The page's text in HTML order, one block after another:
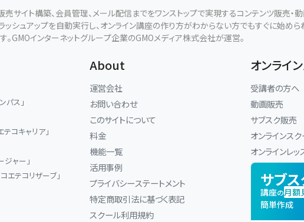
サイト構築、会員管理、メール配信までをワンストップで実現するコンテンツ販売・
ッシュアップを自動実行し、オンライン講座の作り方がわからない方でもすぐに始めら
GMOインターネットグループ企業のGMOメディア株式会社が運営。
パス」
コキャリア」
ャー」
エテコリザーブ」
About
運営会社
お問い合わせ
このサイトについて
料金
機能一覧
活用事例
プライバシーステートメント
特定商取引法に基づく表記
スクール利用規約
オンライ
受講者の方へ
動画販売
サブスク販売
オンラインス
オンラインレッ
サブ
講座の月額
簡単作成